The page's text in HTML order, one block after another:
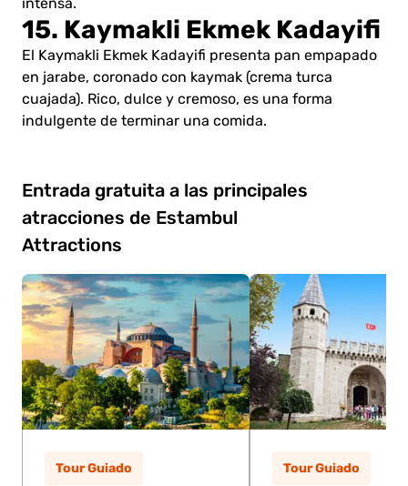
intensa.
15. Kaymakli Ekmek Kadayifi
El Kaymakli Ekmek Kadayifi presenta pan empapado
en jarabe, coronado con kaymak (crema turca
cuajada). Rico, dulce y cremoso, es una forma
indulgente de terminar una comida.
Entrada gratuita a las principales
atracciones de Estambul
Attractions
Tour Guiado Tour Guiado